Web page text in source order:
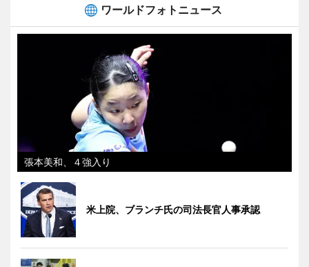
ワールドフォトニュース
張本美和、４強入り
米上院、ブランチ氏の司法長官人事承認